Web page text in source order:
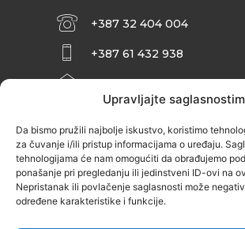
Upravljajte
Da bismo pružili najbolje iskustvo, koristimo
za čuvanje i/ili pristup informacijama o uređaju.
tehnologijama će nam omogućiti da obrađujemo
ponašanje pri pregledanju ili jedinstveni ID-ovi na
Nepristanak ili povlačenje saglasnosti može
određene karakteristike i funkcije.
+387 32 404 004
+387 61 432 938
INFO@ZENIT.BA
ZENIČANKA, 3. SPRAT),